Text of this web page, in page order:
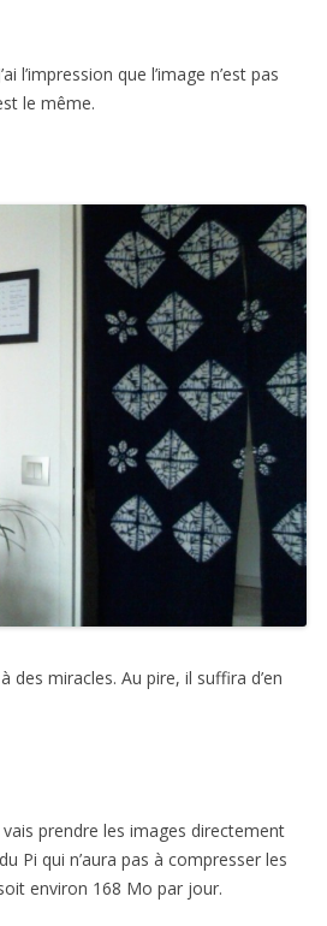
l’impression que l’image n’est pas
le même.
des miracles. Au pire, il suffira d’en
prendre les images directement
Pi qui n’aura pas à compresser les
environ 168 Mo par jour.